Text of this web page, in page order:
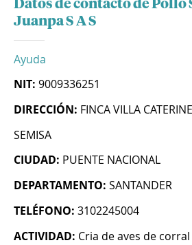
Datos de contacto de
Juanpa S A S
Ayuda
NIT: 9009336251
DIRECCIÓN: FINCA VILLA
SEMISA
CIUDAD: PUENTE NACIONAL
DEPARTAMENTO: SANTANDER
TELÉFONO: 3102245004
ACTIVIDAD: Cria de aves de corral